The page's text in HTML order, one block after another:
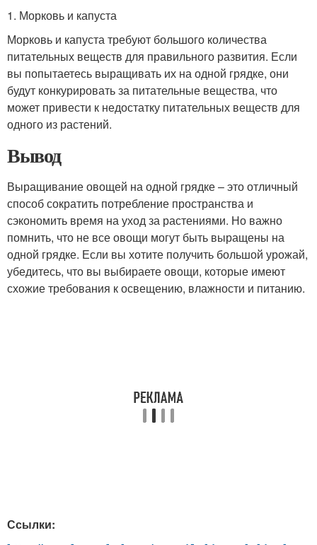
1. Морковь и капуста
Морковь и капуста требуют большого количества
питательных веществ для правильного развития. Если
вы попытаетесь выращивать их на одной грядке, они
будут конкурировать за питательные вещества, что
может привести к недостатку питательных веществ для
одного из растений.
Вывод
Выращивание овощей на одной грядке – это отличный
способ сократить потребление пространства и
сэкономить время на уход за растениями. Но важно
помнить, что не все овощи могут быть выращены на
одной грядке. Если вы хотите получить большой урожай,
убедитесь, что вы выбираете овощи, которые имеют
схожие требования к освещению, влажности и питанию.
Ссылки: